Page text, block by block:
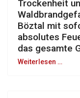
Trockenheit
Böztal mit
absolutes
das gesamte
Weiterlesen …